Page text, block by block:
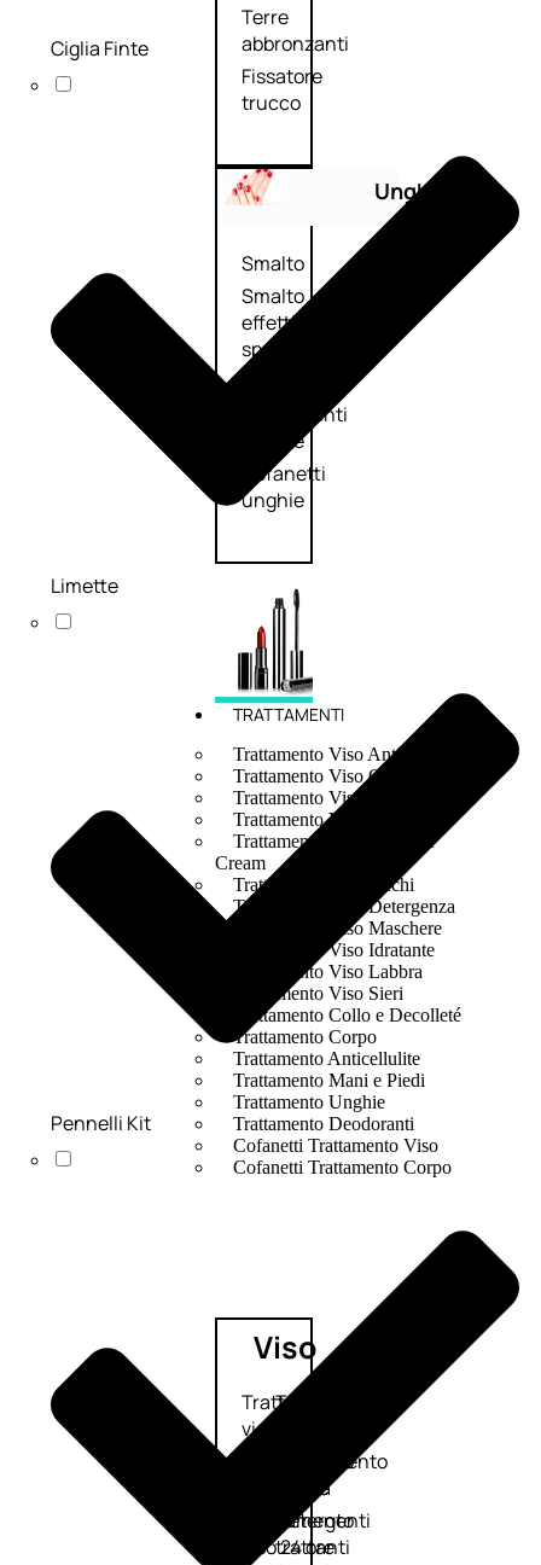
Terre
abbronzanti
Fissatore
trucco
Unghie
Smalto
Smalto
effetti
speciali
Trattamenti
unghie
Cofanetti
unghie
TRATTAMENTI
Trattamento Viso Antieta
Trattamento Viso Giorno
Trattamento Viso Notte
Trattamento Viso 24 Ore
Trattamento Viso Bb E Cc
Cream
Trattamento Viso Occhi
Trattamento Viso Detergenza
Trattamento Viso Maschere
Trattamento Viso Idratante
Trattamento Viso Labbra
Trattamento Viso Sieri
Trattamento Collo e Decolleté
Trattamento Corpo
Trattamento Anticellulite
Trattamento Mani e Piedi
Trattamento Unghie
Trattamento Deodoranti
Cofanetti Trattamento Viso
Cofanetti Trattamento Corpo
Viso
Trattamento
viso giorno
Trattamento
viso notte
Trattamento
viso 24 ore
Trattamento
Trattamento
labbra
Detergenti
trattanti
Ciglia Finte
Limette
Pennelli Kit